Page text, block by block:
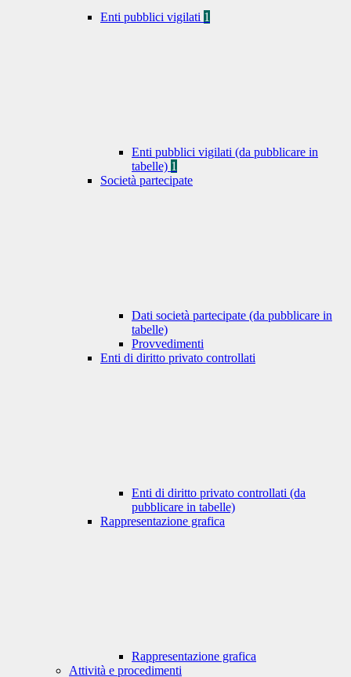
Enti pubblici vigilati 1
Enti pubblici vigilati (da pubblicare in
tabelle) 1
Società partecipate
Dati società partecipate (da pubblicare in
tabelle)
Provvedimenti
Enti di diritto privato controllati
Enti di diritto privato controllati (da
pubblicare in tabelle)
Rappresentazione grafica
Rappresentazione grafica
Attività e procedimenti